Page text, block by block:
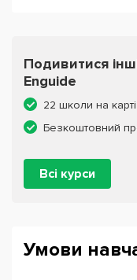
Подивитися
Enguide
22 школи на
Безкоштовний
Всі курси
Умови